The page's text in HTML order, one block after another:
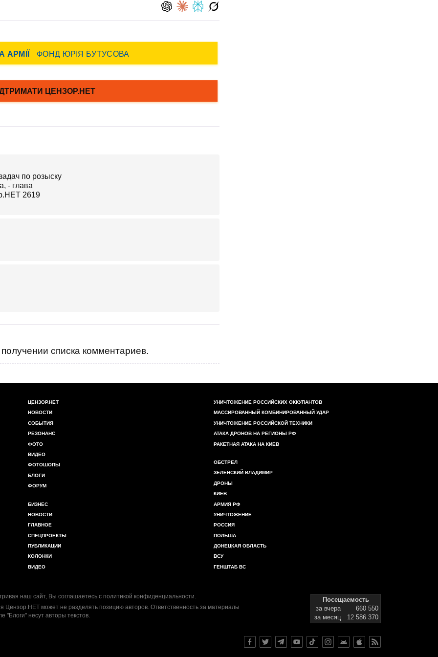
списка комментариев.
ЦЕНЗОР.НЕТ
НОВОСТИ
СОБЫТИЯ
РЕЗОНАНС
ФОТО
ВИДЕО
ФОТОШОПЫ
БЛОГИ
ФОРУМ
БИЗНЕС
НОВОСТИ
ГЛАВНОЕ
СПЕЦПРОЕКТЫ
ПУБЛИКАЦИИ
КОЛОНКИ
ВИДЕО
УНИЧТОЖЕНИЕ РОССИЙСКИХ ОККУПАНТОВ
МАССИРОВАННЫЙ КОМБИНИРОВАННЫЙ УДАР
УНИЧТОЖЕНИЕ РОССИЙСКОЙ ТЕХНИКИ
АТАКА ДРОНОВ НА РЕГИОНЫ РФ
РАКЕТНАЯ АТАКА НА КИЕВ
ОБСТРЕЛ
ЗЕЛЕНСКИЙ ВЛАДИМИР
ДРОНЫ
КИЕВ
АРМИЯ РФ
УНИЧТОЖЕНИЕ
РОССИЯ
ПОЛЬША
ДОНЕЦКАЯ ОБЛАСТЬ
ВСУ
ГЕНШТАБ ВС
наш сайт, Вы соглашаетесь с политикой конфиденциальности.
Цензор.НЕТ может не разделять позицию авторов. Ответственность за материалы
"Блоги" несут авторы текстов.
Посещаемость
за вчера
660 550
за месяц
12 586 370